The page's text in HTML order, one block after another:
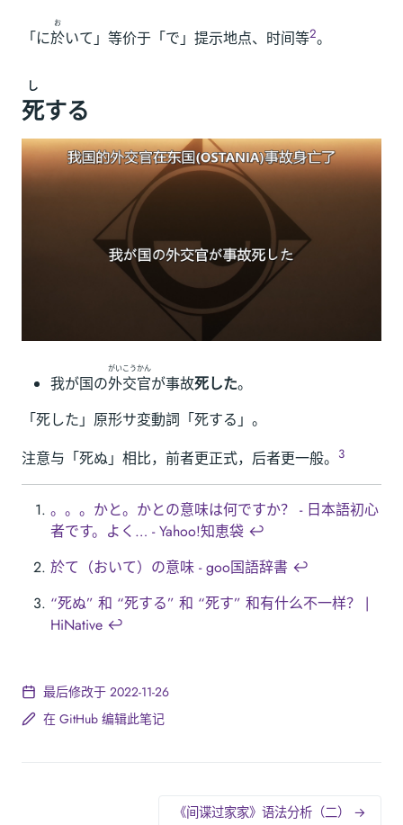
「に於
お
いて」等价于「で」提示地点、时间等2。
死
し
する
我が国の外交官
がいこうかん
が事故死した。
「死した」原形サ変動詞「死する」。
注意与「死ぬ」相比，前者更正式，后者更一般。 3
。。。かと。かとの意味は何ですか？ - 日本語初心
者です。よく… - Yahoo!知恵袋 ↩︎
於て（おいて）の意味 - goo国語辞書 ↩︎
“死ぬ” 和 “死する” 和 “死す” 和有什么不一样？ |
HiNative ↩︎
最后修改于 2022-11-26
在 GitHub 编辑此笔记
《间谍过家家》语法分析（二） →